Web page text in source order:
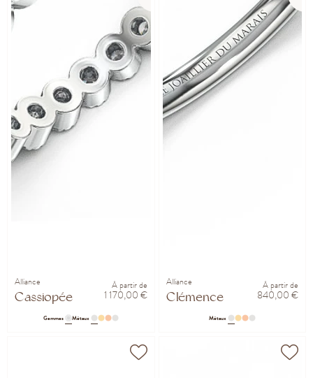
Alliance
Cassiopée
À partir de
1 170,00 €
Gemmes Métaux
Alliance
Clémence
À partir de
840,00 €
Métaux